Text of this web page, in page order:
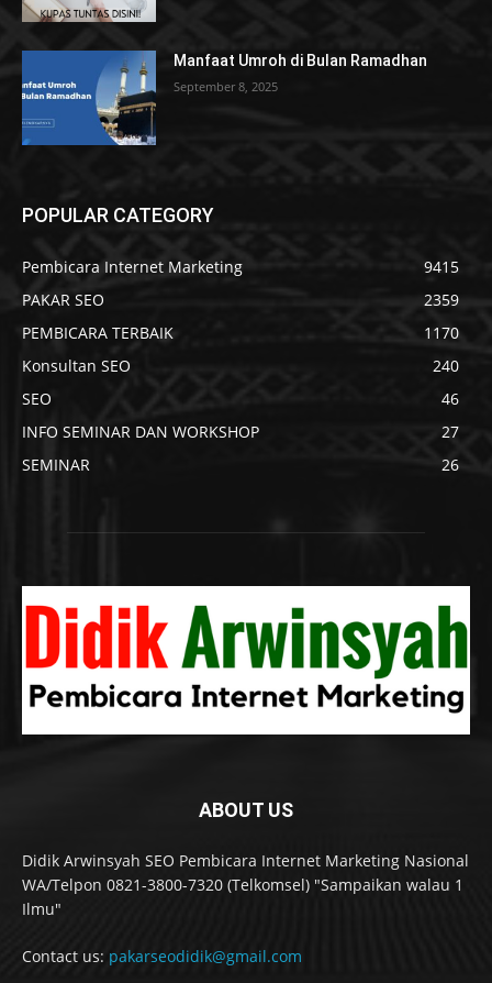
Manfaat Umroh di Bulan Ramadhan
September 8, 2025
POPULAR CATEGORY
Pembicara Internet Marketing
9415
PAKAR SEO
2359
PEMBICARA TERBAIK
1170
Konsultan SEO
240
SEO
46
INFO SEMINAR DAN WORKSHOP
27
SEMINAR
26
ABOUT US
Didik Arwinsyah SEO Pembicara Internet Marketing Nasional
WA/Telpon 0821-3800-7320 (Telkomsel) "Sampaikan walau 1
Ilmu"
Contact us: pakarseodidik@gmail.com